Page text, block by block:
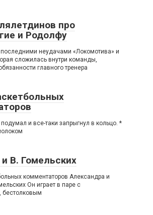
про
и Родолфу
неудачами «Локомотива» и
сложилась внутри команды,
главного тренера
и все-таки запрыгнул в кольцо. *
В. Гомельских
комментаторов Александра и
Он играет в паре с
бестолковым